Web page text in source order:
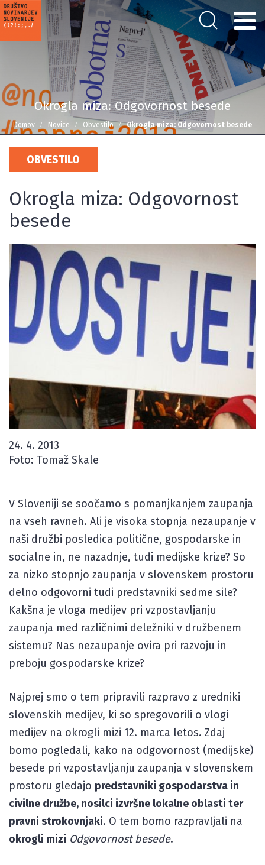
Okrogla miza: Odgovornost besede
Domov Novice Obvestilo Okrogla miza: Odgovornost besede
OBVESTILO
Okrogla miza: Odgovornost
besede
24. 4. 2013
Foto: Tomaž Skale
V Sloveniji se soočamo s pomanjkanjem zaupanja
na vseh ravneh. Ali je visoka stopnja nezaupanje v
naši družbi posledica politične, gospodarske in
socialne in, ne nazadnje, tudi medijske krize? So
za nizko stopnjo zaupanja v slovenskem prostoru
delno odgovorni tudi predstavniki sedme sile?
Kakšna je vloga medijev pri vzpostavljanju
zaupanja med različnimi deležniki v družbenem
sistemu? Nas nezaupanje ovira pri razvoju in
preboju gospodarske krize?
Najprej smo o tem pripravili razpravo z uredniki
slovenskih medijev, ki so spregovorili o vlogi
medijev na okrogli mizi 12. marca letos. Zdaj
bomo pogledali, kako na odgovornost (medijske)
besede pri vzpostavljanju zaupanja v slovenskem
prostoru gledajo predstavniki gospodarstva in
civilne družbe, nosilci izvršne lokalne oblasti ter
pravni strokovnjaki. O tem bomo razpravljali na
okrogli mizi Odgovornost besede.